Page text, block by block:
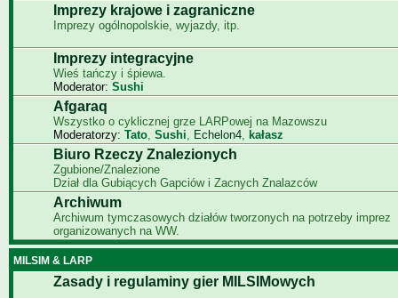
Imprezy krajowe i zagraniczne
Imprezy ogólnopolskie, wyjazdy, itp.
Imprezy integracyjne
Wieś tańczy i śpiewa.
Moderator: Sushi
Afgaraq
Wszystko o cyklicznej grze LARPowej na Mazowszu
Moderatorzy: Tato, Sushi, Echelon4, kałasz
Biuro Rzeczy Znalezionych
Zgubione/Znalezione
Dział dla Gubiących Gapciów i Zacnych Znalazców
Archiwum
Archiwum tymczasowych działów tworzonych na potrzeby imprez
organizowanych na WW.
MILSIM & LARP
Zasady i regulaminy gier MILSIMowych